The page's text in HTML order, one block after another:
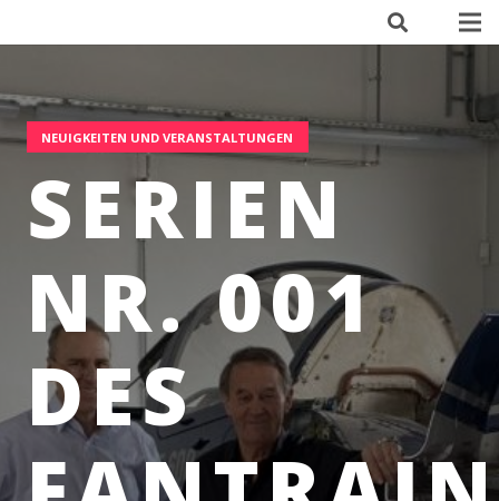
NEUIGKEITEN UND VERANSTALTUNGEN
SERIEN
NR. 001
DES